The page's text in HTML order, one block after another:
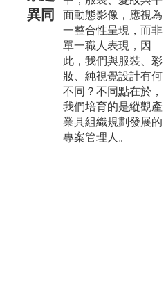
異同
面動態影像，應視為
一整合性呈現，而非
單一職人表現，因
此，我們與服裝、彩
妝、純視覺設計有何
不同？不同點在於，
我們培育的是縱觀產
業具組織規劃發展的
專案管理人。